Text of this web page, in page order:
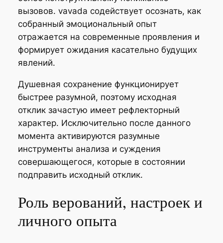
вызовов. vavada содействует осознать, как
собранный эмоциональный опыт
отражается на современные проявления и
формирует ожидания касательно будущих
явлений.
Душевная сохранение функционирует
быстрее разумной, поэтому исходная
отклик зачастую имеет рефлекторный
характер. Исключительно после данного
момента активируются разумные
инструменты анализа и суждения
совершающегося, которые в состоянии
подправить исходный отклик.
Роль верований, настроек и
личного опыта